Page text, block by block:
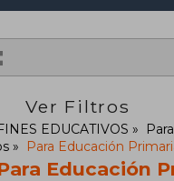
Ver Filtros
EDUCATIVOS
Para Educación
Educación